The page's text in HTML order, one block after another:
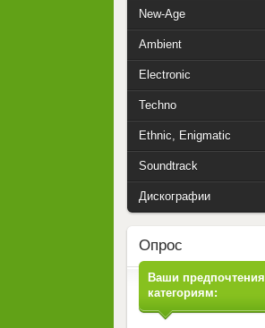
New-Age
Ambient
Electronic
Techno
Ethnic, Enigmatic
Soundtrack
Дискографии
Опрос
Ваши предпочтения
категориям: